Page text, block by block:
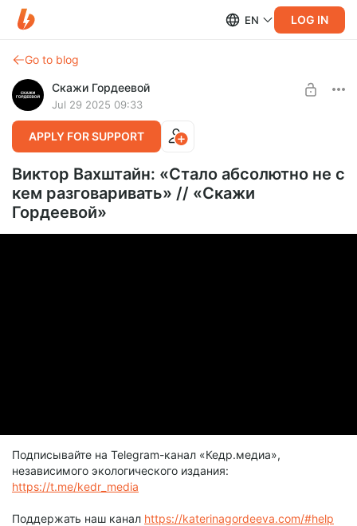
EN LOG IN
Go to blog
Скажи Гордеевой
Jul 29 2025 09:33
APPLY FOR SUPPORT
Виктор Вахштайн: «Стало абсолютно не с
кем разговаривать» // «Скажи
Гордеевой»
Подписывайте на Telegram-канал «Кедр.медиа»,
независимого экологического издания:
https://t.me/kedr_media
Поддержать наш канал https://katerinagordeeva.com/#help